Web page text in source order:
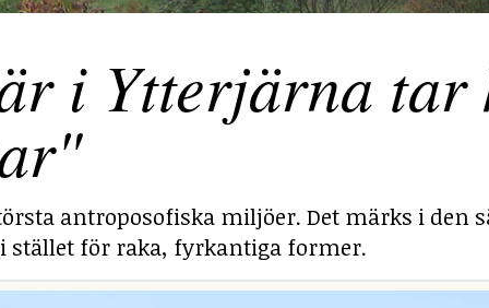
i Ytterjärna tar
antroposofiska miljöer. Det märks i den
för raka, fyrkantiga former.